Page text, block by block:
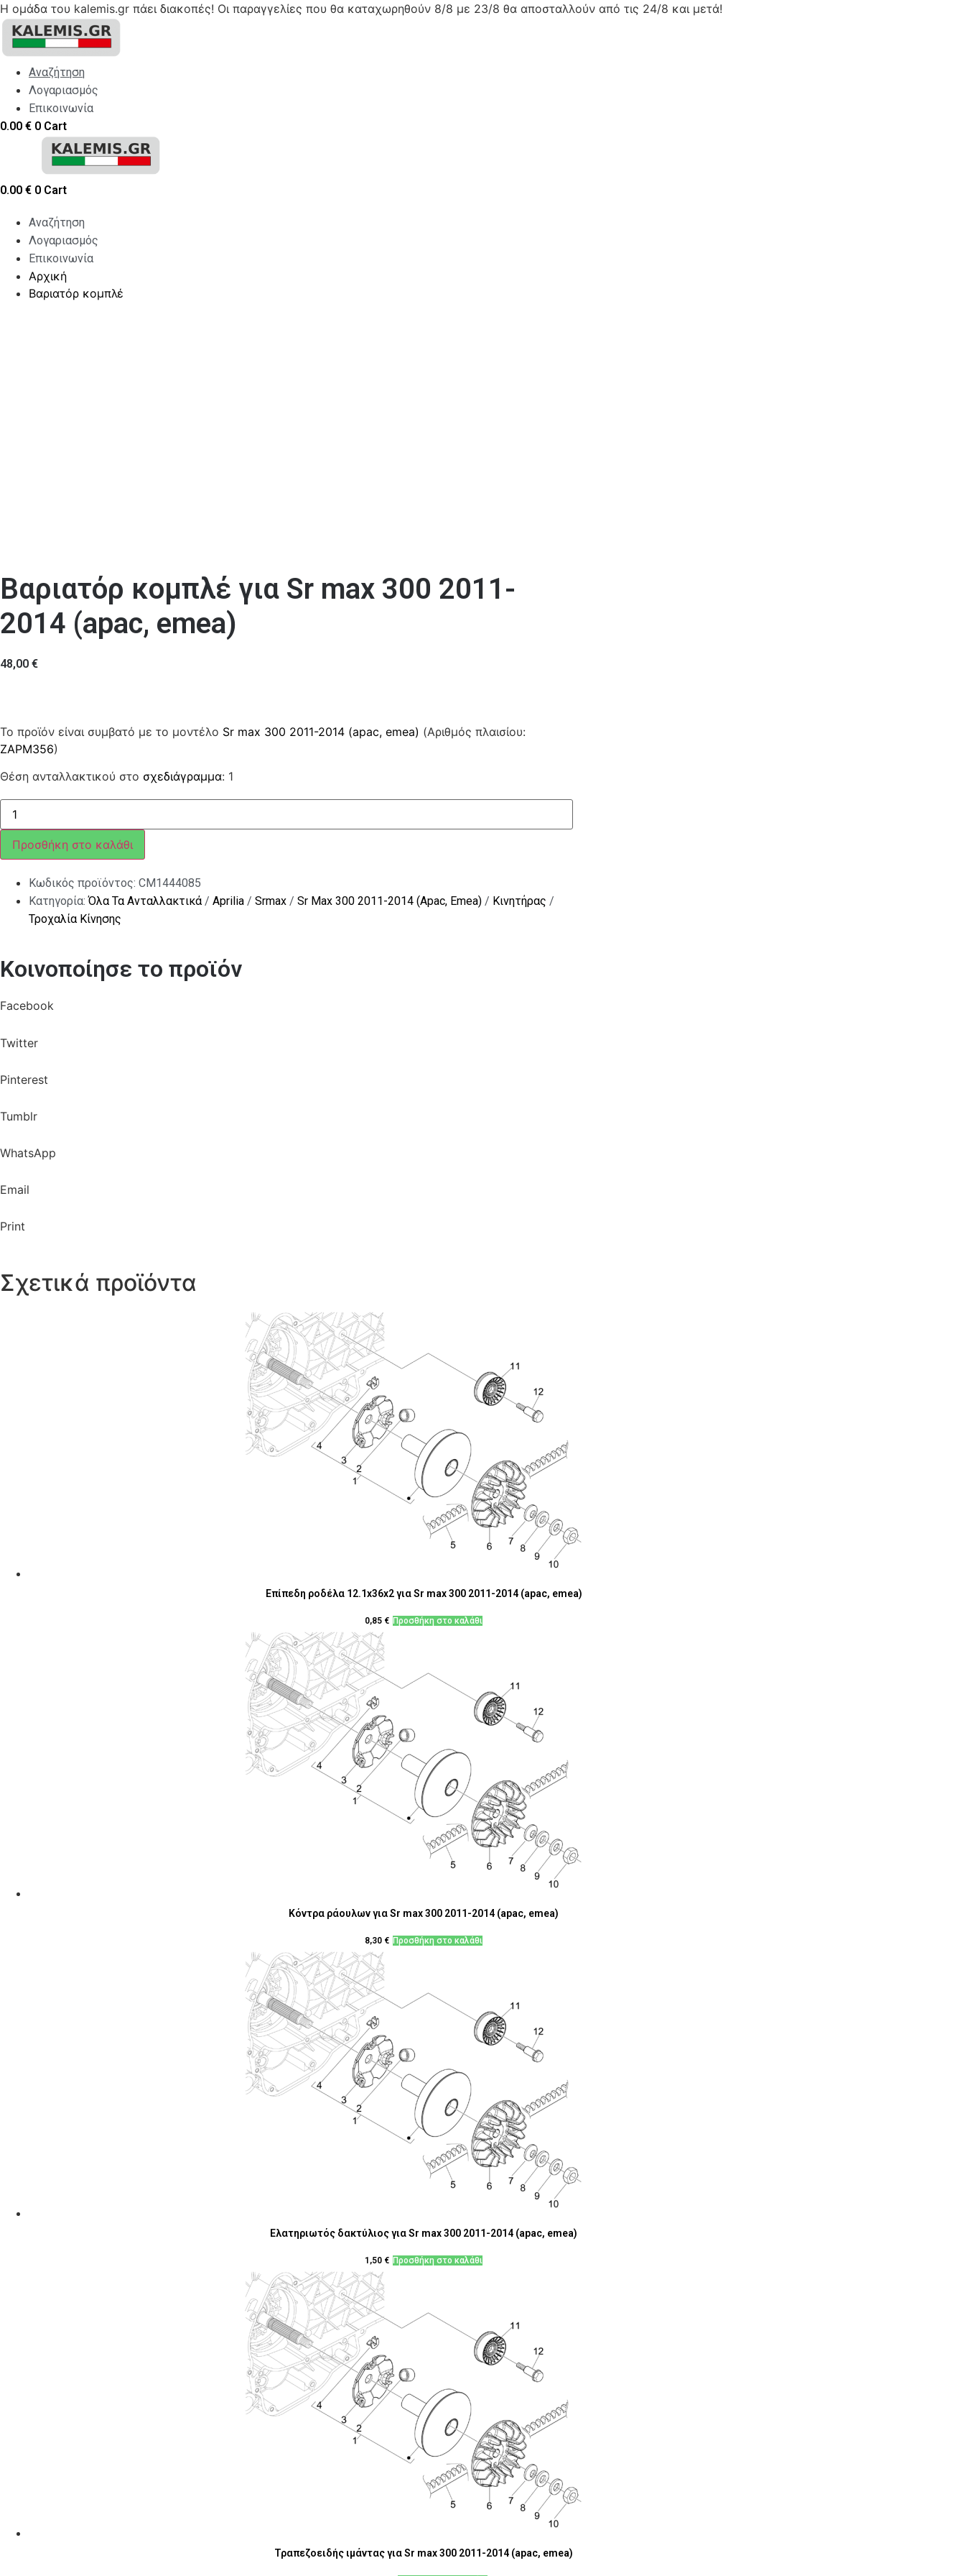
Η ομάδα του kalemis.gr πάει διακοπές! Οι παραγγελίες που θα καταχωρηθούν 8/8 με 23/8 θα αποσταλλούν από τις 24/8 και μετά!
Skip
content
Αναζήτηση
Λογαριασμός
Επικοινωνία
0.00 € 0 Cart
0.00 € 0 Cart
Αναζήτηση
Λογαριασμός
Επικοινωνία
Αρχική
Βαριατόρ κομπλέ
Βαριατόρ κομπλέ για Sr max 300 2011-
2014 (apac, emea)
48,00 €
Το προϊόν είναι συμβατό με το μοντέλο Sr max 300 2011-2014 (apac, emea) (Αριθμός πλαισίου:
ZAPM356)
Θέση ανταλλακτικού στο σχεδιάγραμμα: 1
Βαριατόρ
κομπλέ
ποσότητα
Προσθήκη στο καλάθι
Κωδικός προϊόντος: CM1444085
Κατηγορία:Όλα Τα Ανταλλακτικά/ Aprilia / Srmax / Sr Max 300 2011-2014 (Apac, Emea) / Κινητήρας /
Τροχαλία Κίνησης
Κοινοποίησε το προϊόν
Facebook
Twitter
Pinterest
Tumblr
WhatsApp
Email
Print
Σχετικά προϊόντα
Επίπεδη ροδέλα 12.1x36x2 για Sr max 300 2011-2014 (apac, emea)
0,85 € Προσθήκη στο καλάθι
Κόντρα ράουλων για Sr max 300 2011-2014 (apac, emea)
8,30 € Προσθήκη στο καλάθι
Ελατηριωτός δακτύλιος για Sr max 300 2011-2014 (apac, emea)
1,50 € Προσθήκη στο καλάθι
Τραπεζοειδής ιμάντας για Sr max 300 2011-2014 (apac, emea)